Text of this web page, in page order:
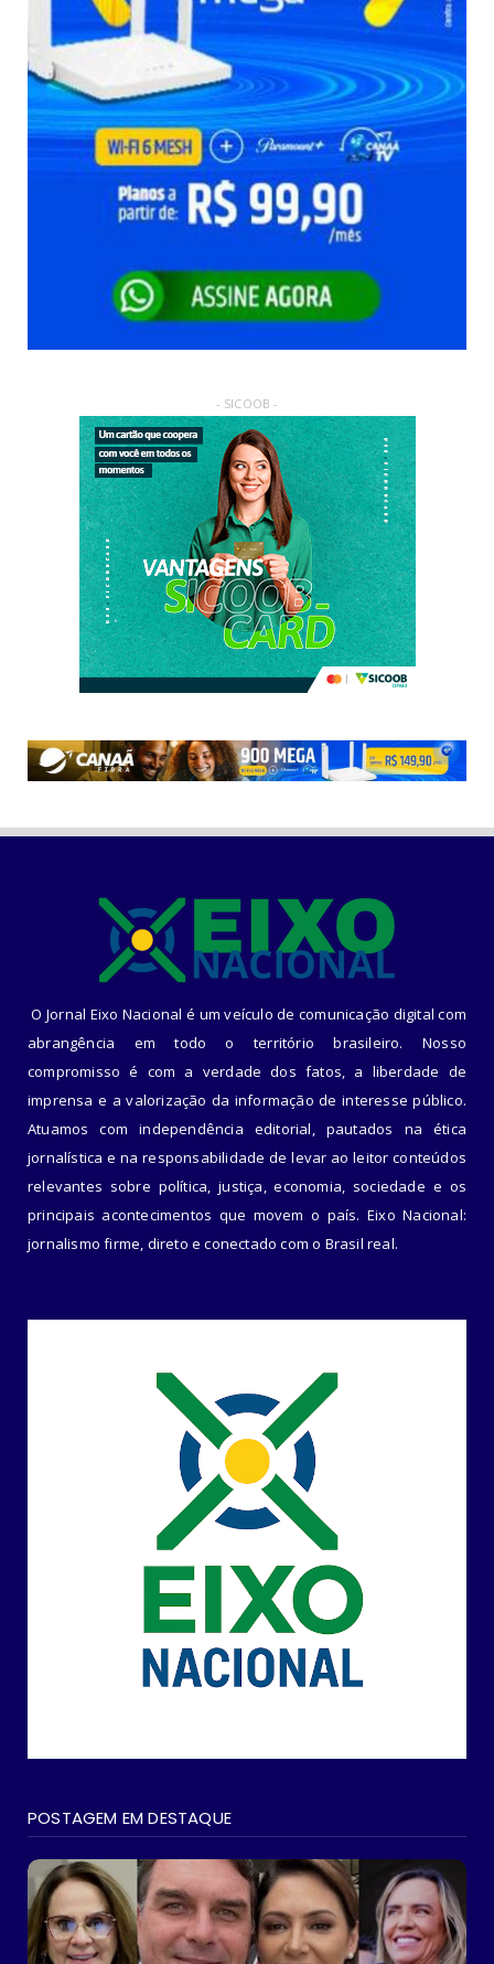
- SICOOB -
O Jornal Eixo Nacional é um veículo de comunicação digital com
abrangência em todo o território brasileiro. Nosso
compromisso é com a verdade dos fatos, a liberdade de
imprensa e a valorização da informação de interesse público.
Atuamos com independência editorial, pautados na ética
jornalística e na responsabilidade de levar ao leitor conteúdos
relevantes sobre política, justiça, economia, sociedade e os
principais acontecimentos que movem o país. Eixo Nacional:
jornalismo firme, direto e conectado com o Brasil real.
POSTAGEM EM DESTAQUE